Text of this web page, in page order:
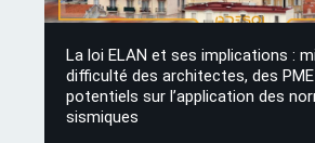
La loi ELAN et ses implications :
difficulté des architectes, des
potentiels sur l’application des
sismiques